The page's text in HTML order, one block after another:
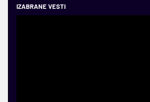
IZABRANE VESTI